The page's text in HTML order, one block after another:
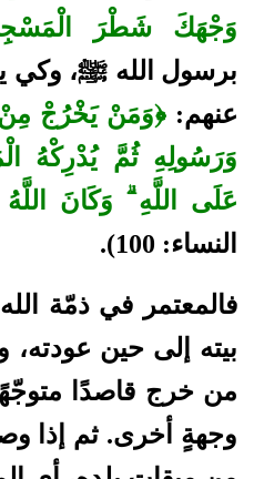
وَجْهَكَ شَطْرَ
برسول الله ﷺ، وكي
عنهم: ﴿وَمَنْ يَخْرُجْ مِنْ
وَرَسُولِهِ ثُمَّ يُدْرِكْهُ
عَلَى اللَّهِ ۗ وَكَانَ
النساء: 100).
فالمعتمر في ذمّة
بيته إلى حين عودته،
من خرج قاصدًا
وجهةٍ أخرى. ثم إذا